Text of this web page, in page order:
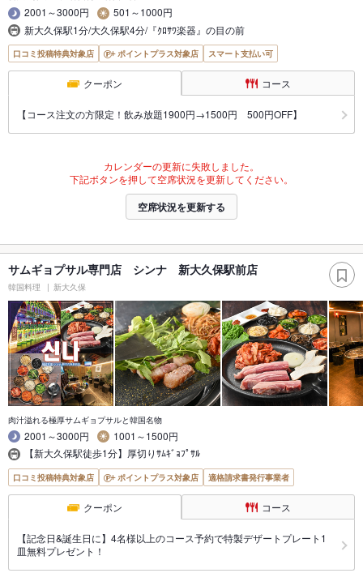
2001～3000円
501～1000円
新大久保駅1分/大久保駅4分/『ｸﾛｻﾜ楽器』の目の前
口コミ投稿特典対象店 ポイントプラス対象店 スマート支払い可
クーポン コース
【コース注文の方限定！飲み放題1900円→1500円 500円OFF】
カレンダーの更新に失敗しました。
下記ボタンを押して空席状況を更新してください。
空席状況を更新する
サムギョプサル専門店 シンナ 新大久保駅前店
韓国料理 新大久保
肉汁溢れる極厚サムギョプサルと韓国名物
2001～3000円
1001～1500円
【新大久保駅徒歩1分】厚切りｻﾑｷﾞｮﾌﾟｻﾙ
口コミ投稿特典対象店 ポイントプラス対象店 適格請求書発行事業者
クーポン コース
【記念日&誕生日に】4名様以上のコース予約で特製デザートプレート1
皿無料プレゼント！